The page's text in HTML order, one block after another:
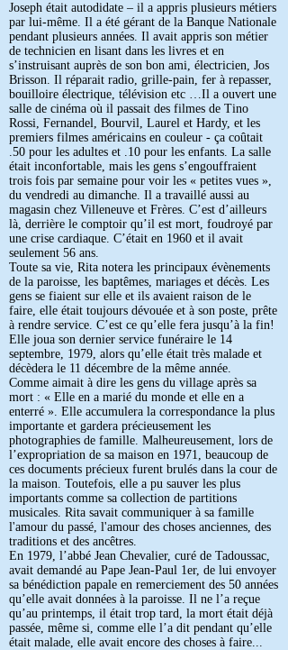
Joseph était autodidate – il a appris plusieurs métiers
par lui-même. Il a été gérant de la Banque Nationale
pendant plusieurs années. Il avait appris son métier
de technicien en lisant dans les livres et en
s’instruisant auprès de son bon ami, électricien, Jos
Brisson. Il réparait radio, grille-pain, fer à repasser,
bouilloire électrique, télévision etc …Il a ouvert une
salle de cinéma où il passait des filmes de Tino
Rossi, Fernandel, Bourvil, Laurel et Hardy, et les
premiers filmes américains en couleur - ça coûtait
.50 pour les adultes et .10 pour les enfants. La salle
était inconfortable, mais les gens s’engouffraient
trois fois par semaine pour voir les « petites vues »,
du vendredi au dimanche. Il a travaillé aussi au
magasin chez Villeneuve et Frères. C’est d’ailleurs
là, derrière le comptoir qu’il est mort, foudroyé par
une crise cardiaque. C’était en 1960 et il avait
seulement 56 ans.
Toute sa vie, Rita notera les principaux évènements
de la paroisse, les baptêmes, mariages et décès. Les
gens se fiaient sur elle et ils avaient raison de le
faire, elle était toujours dévouée et à son poste, prête
à rendre service. C’est ce qu’elle fera jusqu’à la fin!
Elle joua son dernier service funéraire le 14
septembre, 1979, alors qu’elle était très malade et
décèdera le 11 décembre de la même année.
Comme aimait à dire les gens du village après sa
mort : « Elle en a marié du monde et elle en a
enterré ». Elle accumulera la correspondance la plus
importante et gardera précieusement les
photographies de famille. Malheureusement, lors de
l’expropriation de sa maison en 1971, beaucoup de
ces documents précieux furent brulés dans la cour de
la maison. Toutefois, elle a pu sauver les plus
importants comme sa collection de partitions
musicales. Rita savait communiquer à sa famille
l'amour du passé, l'amour des choses anciennes, des
traditions et des ancêtres.
En 1979, l’abbé Jean Chevalier, curé de Tadoussac,
avait demandé au Pape Jean-Paul 1er, de lui envoyer
sa bénédiction papale en remerciement des 50 années
qu’elle avait données à la paroisse. Il ne l’a reçue
qu’au printemps, il était trop tard, la mort était déjà
passée, même si, comme elle l’a dit pendant qu’elle
était malade, elle avait encore des choses à faire...